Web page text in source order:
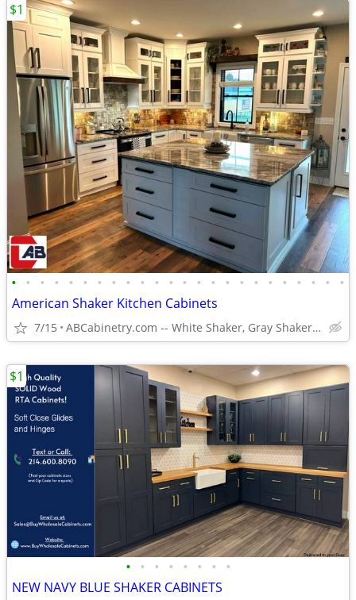
• • • • • • • • • • • • • • • • • • • • • • • •
American Shaker Kitchen Cabinets
7/15 ABCabinetry.com -- White Shaker, Gray Shaker, Raised Panel
$1
• • • • • • • •
NEW NAVY BLUE SHAKER CABINETS
$1